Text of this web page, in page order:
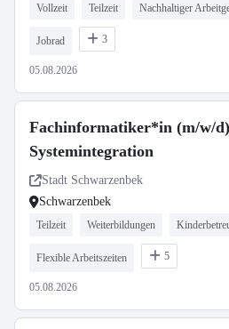
Vollzeit Teilzeit Nachhaltiger
Jobrad 3
05.08.2026
Fachinformatiker*in (m/w/
Systemintegration
Stadt Schwarzenbek
Schwarzenbek
Teilzeit Weiterbildungen
Flexible Arbeitszeiten 5
05.08.2026